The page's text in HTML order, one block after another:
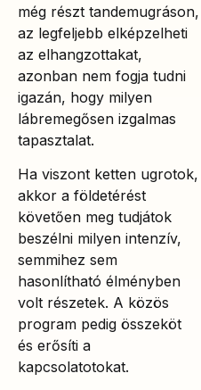
még részt tandemugráson,
az legfeljebb elképzelheti
az elhangzottakat,
azonban nem fogja tudni
igazán, hogy milyen
lábremegősen izgalmas
tapasztalat.
Ha viszont ketten ugrotok,
akkor a földetérést
követően meg tudjátok
beszélni milyen intenzív,
semmihez sem
hasonlítható élményben
volt részetek. A közös
program pedig összeköt
és erősíti a
kapcsolatotokat.